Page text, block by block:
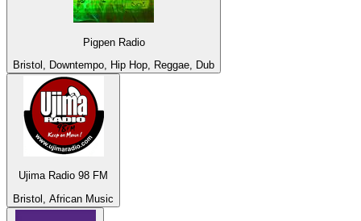
Pigpen Radio
Bristol, Downtempo, Hip Hop, Reggae, Dub
Ujima Radio 98 FM
Bristol, African Music